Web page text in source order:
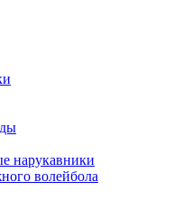
нарукавники
волейбола